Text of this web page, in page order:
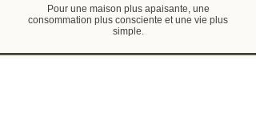
Pour une maison plus apaisante, une
consommation plus consciente et une vie plus
simple.